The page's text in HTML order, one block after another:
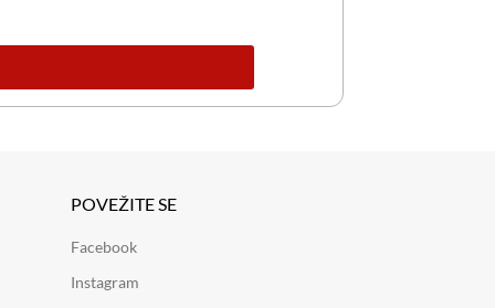
POVEŽITE SE
Facebook
Instagram